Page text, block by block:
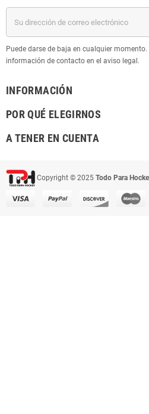
Puede darse de baja en cualquier
información de contacto en el aviso legal.
INFORMACIÓN
POR QUÉ ELEGIRNOS
A TENER EN CUENTA
Copyright © 2025 Todo Para